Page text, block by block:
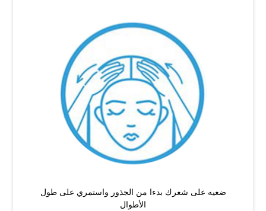
ضعيه على شعرك بدءا من الجذور واستمري على طول
الأطوال